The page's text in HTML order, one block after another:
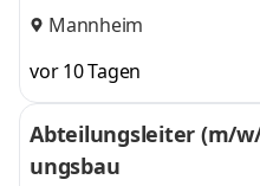
Mannheim
vor 10 Tagen
Abteilungsleiter (m/
ungsbau